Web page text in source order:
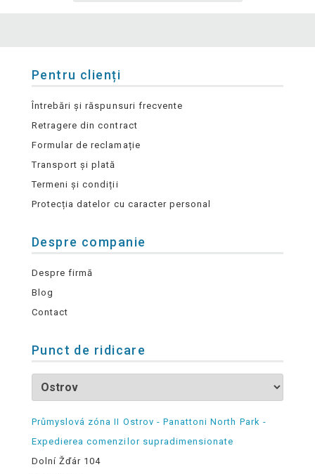
Pentru clienți
Întrebări și răspunsuri frecvente
Retragere din contract
Formular de reclamație
Transport și plată
Termeni și condiții
Protecția datelor cu caracter personal
Despre companie
Despre firmă
Blog
Contact
Punct de ridicare
Průmyslová zóna II Ostrov - Panattoni North Park -
Expedierea comenzilor supradimensionate
Dolní Žďár 104